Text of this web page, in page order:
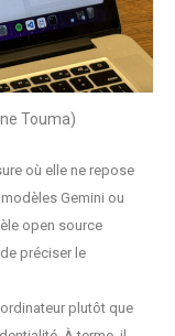
Touma)
où elle ne repose
Gemini ou
open source
préciser le
plutôt que